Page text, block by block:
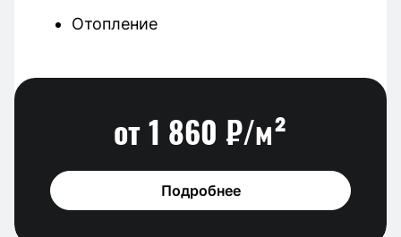
Отопление
от 1 860 ₽/м²
Подробнее